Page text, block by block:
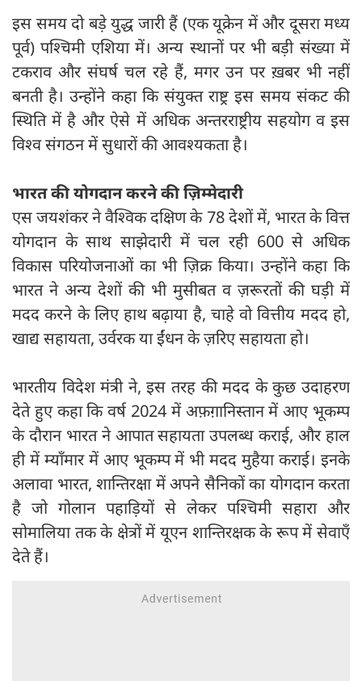
इस समय दो बड़े युद्ध जारी हैं (एक यूक्रेन में और दूसरा मध्य
पूर्व) पश्चिमी एशिया में। अन्य स्थानों पर भी बड़ी संख्या में
टकराव और संघर्ष चल रहे हैं, मगर उन पर ख़बर भी नहीं
बनती है। उन्होंने कहा कि संयुक्त राष्ट्र इस समय संकट की
स्थिति में है और ऐसे में अधिक अन्तरराष्ट्रीय सहयोग व इस
विश्व संगठन में सुधारों की आवश्यकता है।
भारत की योगदान करने की ज़िम्मेदारी
एस जयशंकर ने वैश्विक दक्षिण के 78 देशों में, भारत के वित्त
योगदान के साथ साझेदारी में चल रही 600 से अधिक
विकास परियोजनाओं का भी ज़िक्र किया। उन्होंने कहा कि
भारत ने अन्य देशों की भी मुसीबत व ज़रूरतों की घड़ी में
मदद करने के लिए हाथ बढ़ाया है, चाहे वो वित्तीय मदद हो,
खाद्य सहायता, उर्वरक या ईंधन के ज़रिए सहायता हो।
भारतीय विदेश मंत्री ने, इस तरह की मदद के कुछ उदाहरण
देते हुए कहा कि वर्ष 2024 में अफ़ग़ानिस्तान में आए भूकम्प
के दौरान भारत ने आपात सहायता उपलब्ध कराई, और हाल
ही में म्याँमार में आए भूकम्प में भी मदद मुहैया कराई। इनके
अलावा भारत, शान्तिरक्षा में अपने सैनिकों का योगदान करता
है जो गोलान पहाड़ियों से लेकर पश्चिमी सहारा और
सोमालिया तक के क्षेत्रों में यूएन शान्तिरक्षक के रूप में सेवाएँ
देते हैं।